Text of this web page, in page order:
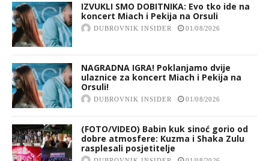
IZVUKLI SMO DOBITNIKA: Evo tko ide na
koncert Miach i Pekija na Orsuli
DUBROVNIK INSIDER 01/08/2026
NAGRADNA IGRA! Poklanjamo dvije
ulaznice za koncert Miach i Pekija na
Orsuli!
DUBROVNIK INSIDER 01/08/2026
(FOTO/VIDEO) Babin kuk sinoć gorio od
dobre atmosfere: Kuzma i Shaka Zulu
rasplesali posjetitelje